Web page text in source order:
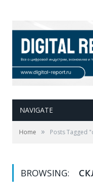
NAVIGATE
Home » Posts Tagged
BROWSING: